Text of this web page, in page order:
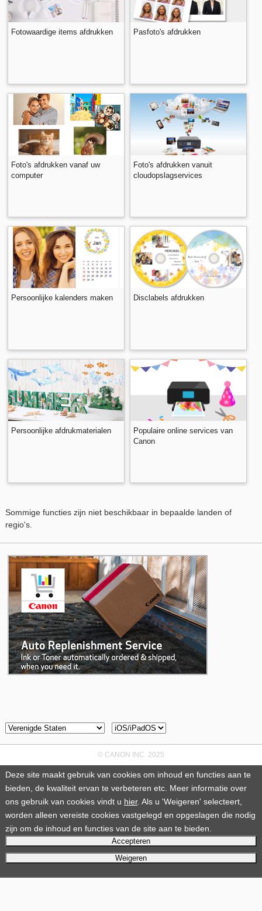
Deze site maakt gebruik van cookies om inhoud en functies aan te
bieden, de kwaliteit ervan te verbeteren etc. Meer informatie over
ons gebruik van cookies vindt u hier. Als u 'Weigeren' selecteert,
worden alleen vereiste cookies vastgelegd en opgeslagen die nodig
zijn om de inhoud en functies van de site aan te bieden.
Accepteren
Weigeren
Foto's afdrukken vanaf uw
computer
Fotowaardige items afdrukken
Persoonlijke kalenders maken Disclabels afdrukken
Foto's afdrukken vanuit
cloudopslagservices
Pasfoto's afdrukken
Populaire online services van
Canon
Persoonlijke afdrukmaterialen
Sommige functies zijn niet beschikbaar in bepaalde landen of
regio's.
© CANON INC. 2025